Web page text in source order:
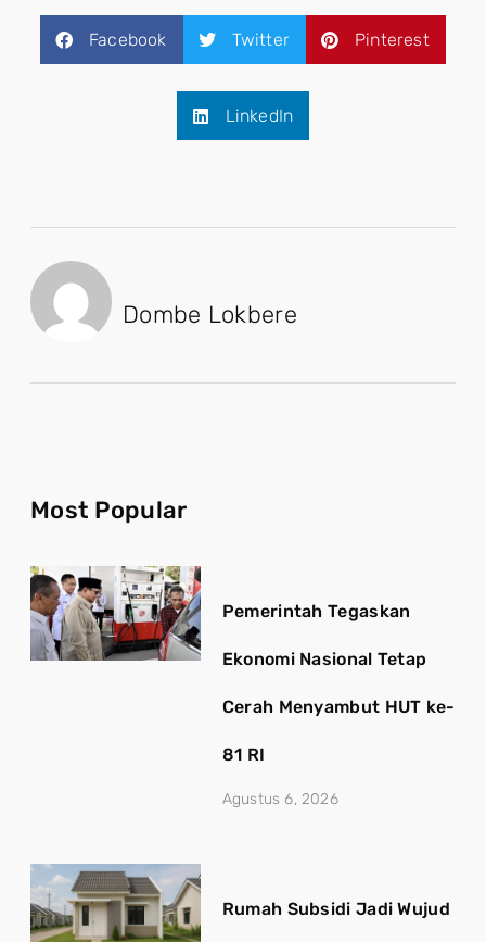
Facebook Twitter Pinterest
LinkedIn
Dombe Lokbere
Most Popular
Pemerintah Tegaskan
Ekonomi Nasional Tetap
Cerah Menyambut HUT ke-
81 RI
Agustus 6, 2026
Rumah Subsidi Jadi Wujud